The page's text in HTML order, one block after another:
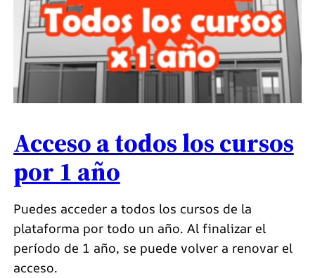
Acceso a todos los cursos
por 1 año
Puedes acceder a todos los cursos de la
plataforma por todo un año. Al finalizar el
período de 1 año, se puede volver a renovar el
acceso.